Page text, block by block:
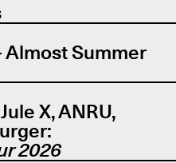
Almost Summer
X, ANRU,
2026